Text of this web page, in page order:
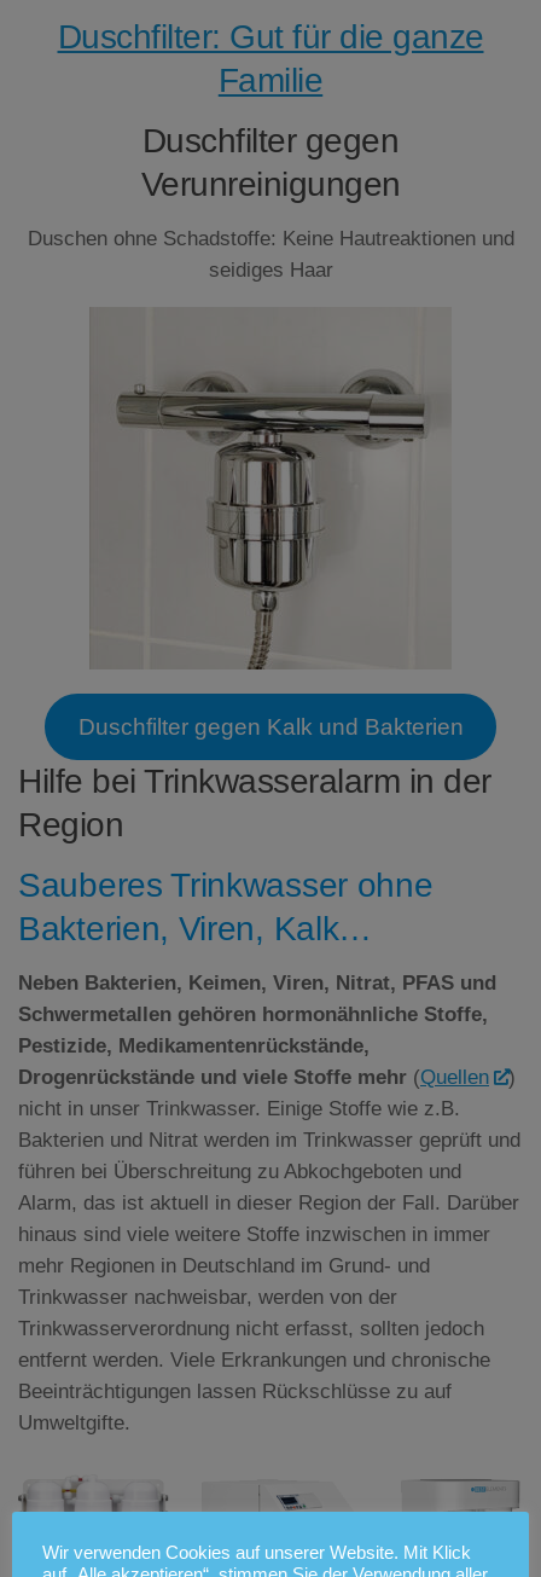
Duschfilter: Gut für die ganze
Familie
Duschfilter gegen
Verunreinigungen
Duschen ohne Schadstoffe: Keine Hautreaktionen und
seidiges Haar
Duschfilter gegen Kalk und Bakterien
Hilfe bei Trinkwasseralarm in der
Region
Sauberes Trinkwasser ohne
Bakterien, Viren, Kalk…
Neben Bakterien, Keimen, Viren, Nitrat, PFAS und
Schwermetallen gehören hormonähnliche Stoffe,
Pestizide, Medikamentenrückstände,
Drogenrückstände und viele Stoffe mehr (Quellen
)
nicht in unser Trinkwasser. Einige Stoffe wie z.B.
Bakterien und Nitrat werden im Trinkwasser geprüft und
führen bei Überschreitung zu Abkochgeboten und
Alarm, das ist aktuell in dieser Region der Fall. Darüber
hinaus sind viele weitere Stoffe inzwischen in immer
mehr Regionen in Deutschland im Grund- und
Trinkwasser nachweisbar, werden von der
Trinkwasserverordnung nicht erfasst, sollten jedoch
entfernt werden. Viele Erkrankungen und chronische
Beeinträchtigungen lassen Rückschlüsse zu auf
Umweltgifte.
Wir verwenden Cookies auf unserer Website. Mit Klick